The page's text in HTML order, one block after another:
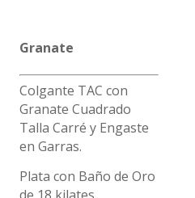
Granate
Colgante TAC con
Granate Cuadrado
Talla Carré y Engaste
en Garras.
Plata con Baño de Oro